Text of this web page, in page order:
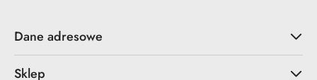
Dane adresowe
Sklep